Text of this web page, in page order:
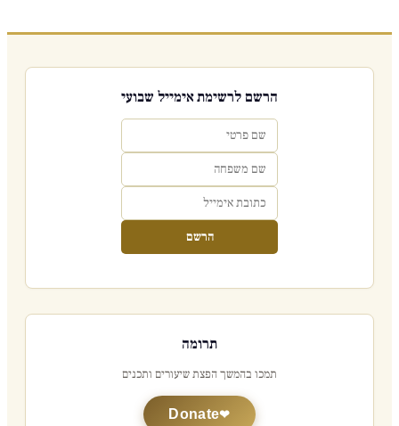
הרשם לרשימת אימייל שבועי
הרשם
תרומה
תמכו בהמשך הפצת שיעורים ותכנים
Donate